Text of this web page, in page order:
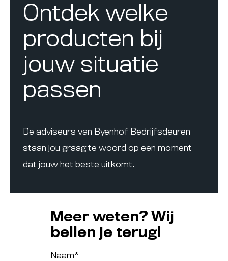
Ontdek welke
producten bij
jouw situatie
passen
De adviseurs van Byenhof Bedrijfsdeuren
staan jou graag te woord op een moment
dat jouw het beste uitkomt.
Meer weten? Wij
bellen je terug!
Naam*